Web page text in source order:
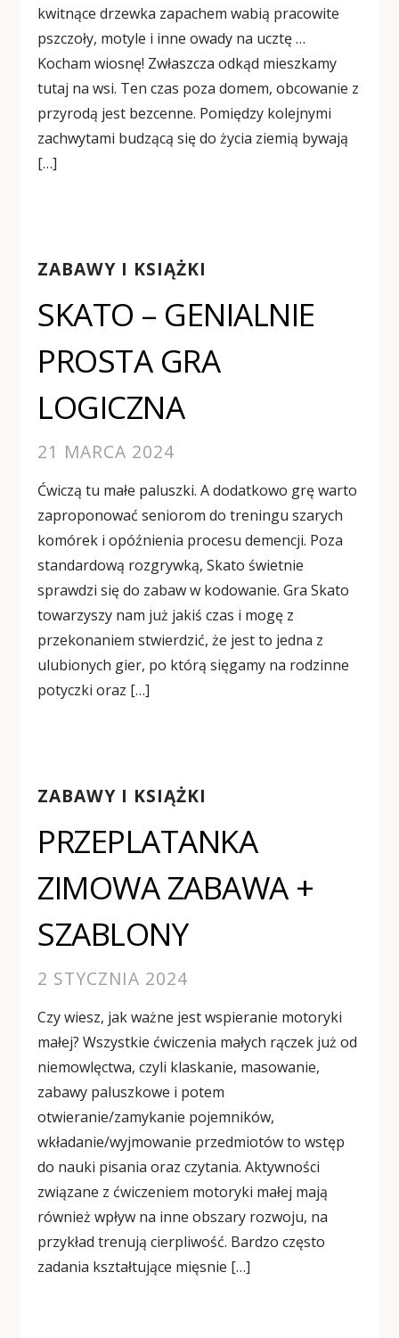
kwitnące drzewka zapachem wabią pracowite
pszczoły, motyle i inne owady na ucztę …
Kocham wiosnę! Zwłaszcza odkąd mieszkamy
tutaj na wsi. Ten czas poza domem, obcowanie z
przyrodą jest bezcenne. Pomiędzy kolejnymi
zachwytami budzącą się do życia ziemią bywają
[…]
ZABAWY I KSIĄŻKI
SKATO – GENIALNIE
PROSTA GRA
LOGICZNA
21 MARCA 2024
Ćwiczą tu małe paluszki. A dodatkowo grę warto
zaproponować seniorom do treningu szarych
komórek i opóźnienia procesu demencji. Poza
standardową rozgrywką, Skato świetnie
sprawdzi się do zabaw w kodowanie. Gra Skato
towarzyszy nam już jakiś czas i mogę z
przekonaniem stwierdzić, że jest to jedna z
ulubionych gier, po którą sięgamy na rodzinne
potyczki oraz […]
ZABAWY I KSIĄŻKI
PRZEPLATANKA
ZIMOWA ZABAWA +
SZABLONY
2 STYCZNIA 2024
Czy wiesz, jak ważne jest wspieranie motoryki
małej? Wszystkie ćwiczenia małych rączek już od
niemowlęctwa, czyli klaskanie, masowanie,
zabawy paluszkowe i potem
otwieranie/zamykanie pojemników,
wkładanie/wyjmowanie przedmiotów to wstęp
do nauki pisania oraz czytania. Aktywności
związane z ćwiczeniem motoryki małej mają
również wpływ na inne obszary rozwoju, na
przykład trenują cierpliwość. Bardzo często
zadania kształtujące mięsnie […]